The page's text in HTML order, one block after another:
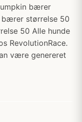
bærer
bærer størrelse 50
50 Alle hunde
RevolutionRace.
være genereret